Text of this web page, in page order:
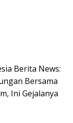
Berita News:
Bersama
Ini Gejalanya